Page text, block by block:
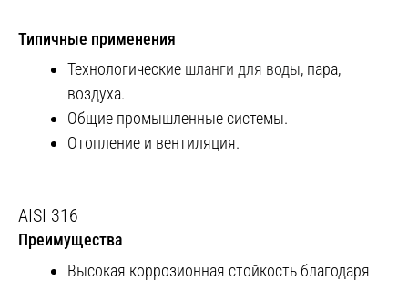
Типичные применения
Технологические шланги для воды, пара,
воздуха.
Общие промышленные системы.
Отопление и вентиляция.
AISI 316
Преимущества
Высокая коррозионная стойкость благодаря